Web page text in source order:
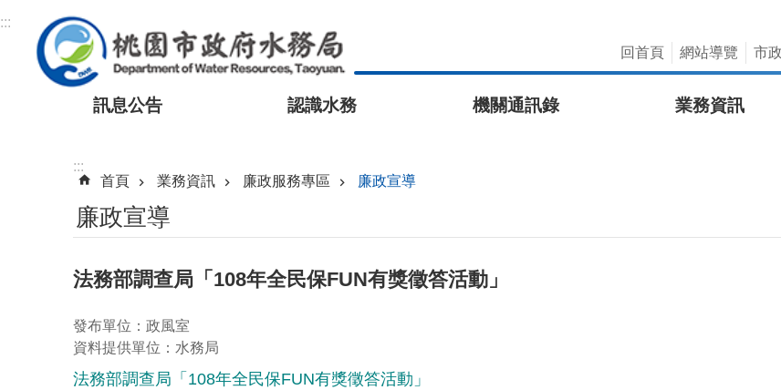
跳到主要內容區塊
:::
回首頁
網站導覽 市
訊息公告 認識水務 機關通訊錄 業務資訊
:::
首頁
業務資訊 廉政服務專區 廉政宣導
廉政宣導
法務部調查局「108年全民保FUN有獎徵答活動」
發布單位：政風室
資料提供單位：水務局
法務部調查局「108年全民保FUN有獎徵答活動」